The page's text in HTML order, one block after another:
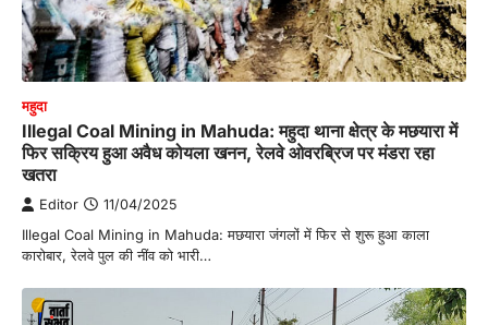
महुदा
Illegal Coal Mining in Mahuda: महुदा थाना क्षेत्र के मछयारा में
फिर सक्रिय हुआ अवैध कोयला खनन, रेलवे ओवरब्रिज पर मंडरा रहा
खतरा
Editor 11/04/2025
Illegal Coal Mining in Mahuda: मछयारा जंगलों में फिर से शुरू हुआ काला
कारोबार, रेलवे पुल की नींव को भारी…